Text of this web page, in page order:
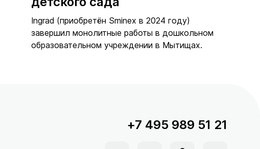
Ingrad (приобретён Sminex в 2024 году)
завершил монолитные работы в дошкольном
образовательном учреждении в Мытищах.
+7 495 989 51 21